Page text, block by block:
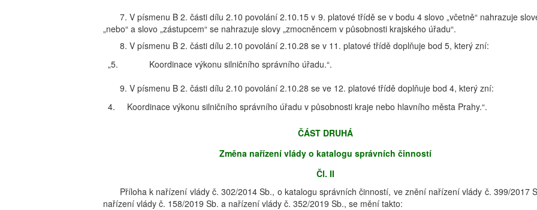
7. V písmenu B 2. části dílu 2.10 povolání 2.10.15 v 9. platové třídě se v bodu 4 slovo „včetně“ nahrazuje
„nebo“ a slovo „zástupcem“ se nahrazuje slovy „zmocněncem v působnosti krajského úřadu“.
8. V písmenu B 2. části dílu 2.10 povolání 2.10.28 se v 11. platové třídě doplňuje bod 5, který zní:
„5.
Koordinace výkonu silničního správního úřadu.“.
9. V písmenu B 2. části dílu 2.10 povolání 2.10.28 se ve 12. platové třídě doplňuje bod 4, který zní:
4.
Koordinace výkonu silničního správního úřadu v působnosti kraje nebo hlavního města Prahy.“.
ČÁST DRUHÁ
Změna nařízení vlády o katalogu správních činností
Čl. II
Příloha k nařízení vlády č. 302/2014 Sb., o katalogu správních činností, ve znění nařízení vlády č. 399/2017
nařízení vlády č. 158/2019 Sb. a nařízení vlády č. 352/2019 Sb., se mění takto: